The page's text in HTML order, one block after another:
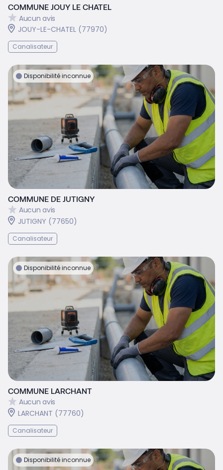
COMMUNE JOUY LE CHATEL
Aucun avis
JOUY-LE-CHATEL (77970)
Canalisateur
Disponibilité inconnue
COMMUNE DE JUTIGNY
Aucun avis
JUTIGNY (77650)
Canalisateur
Disponibilité inconnue
COMMUNE LARCHANT
Aucun avis
LARCHANT (77760)
Canalisateur
Disponibilité inconnue